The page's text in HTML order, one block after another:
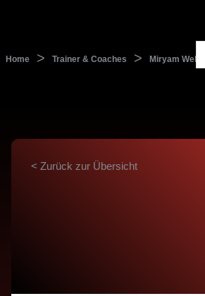
Home > Trainer & Coaches > Miryam Weber
< Zurück zur Übersicht